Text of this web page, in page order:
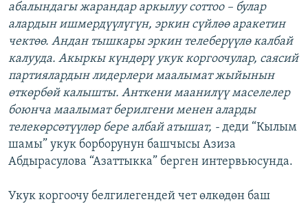
абалындагы жарандар аркылуу соттоо – булар
алардын ишмердүүлүгүн, эркин сүйлөө аракетин
чектөө. Андан тышкары эркин телеберүүлө калбай
калууда. Акыркы күндөрү укук коргоочулар, саясий
партиялардын лидерлери маалымат жыйынын
өткөрбөй калышты. Анткени маанилүү маселелер
боюнча маалымат берилгени менен аларды
телекөрсөтүүлөр бере албай атышат, - деди “Кылым
шамы” укук борборунун башчысы Азиза
Абдырасулова “Азаттыкка” берген интервьюсунда.
Укук коргоочу белгилегендей чет өлкөдөн баш